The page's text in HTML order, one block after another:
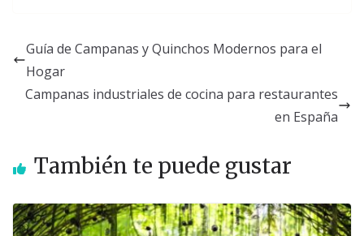
Guía de Campanas y Quinchos Modernos para el
Hogar
Campanas industriales de cocina para restaurantes
en España
También te puede gustar